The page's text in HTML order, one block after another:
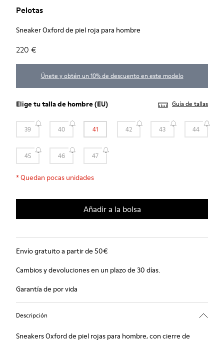
Pelotas
Sneaker Oxford de piel roja para hombre
220 €
Únete y obtén un 10% de descuento en este modelo
Elige tutalla de hombre(EU) Guía de tallas
39 40 41 42 43 44
45 46 47
*Quedan pocas unidades
Añadir a la bolsa
Envío gratuito a partir de 50€
Cambios y devoluciones en un plazo de 30 días.
Garantía de por vida
Descripción
Sneakers Oxford de piel rojas para hombre, con cierre de